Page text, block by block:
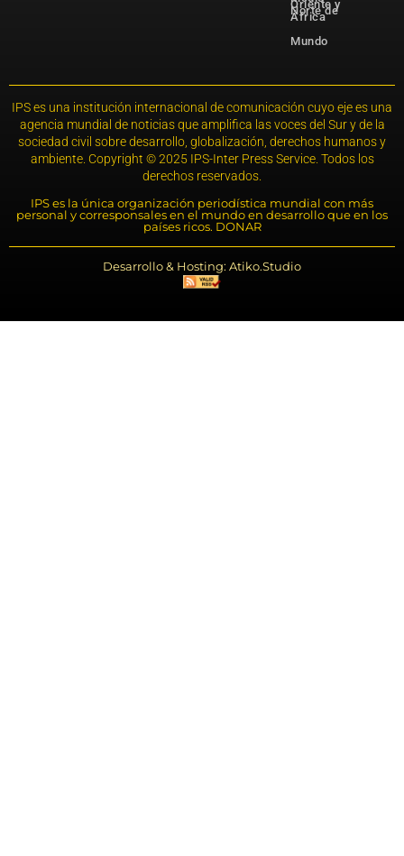
Oriente y
Norte de
África
Mundo
IPS es una institución internacional de comunicación cuyo eje es una
agencia mundial de noticias que amplifica las voces del Sur y de la
sociedad civil sobre desarrollo, globalización, derechos humanos y
ambiente. Copyright © 2025 IPS-Inter Press Service. Todos los
derechos reservados.
IPS es la única organización periodística mundial con más
personal y corresponsales en el mundo en desarrollo que en los
países ricos. DONAR
Desarrollo & Hosting: Atiko.Studio